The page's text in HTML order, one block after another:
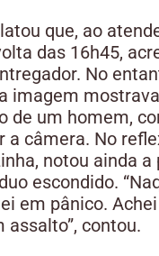
que, ao
das 16h45,
No
imagem
de um homem,
a câmera. No
notou ainda a
escondido.
em pânico.
assalto”, contou.